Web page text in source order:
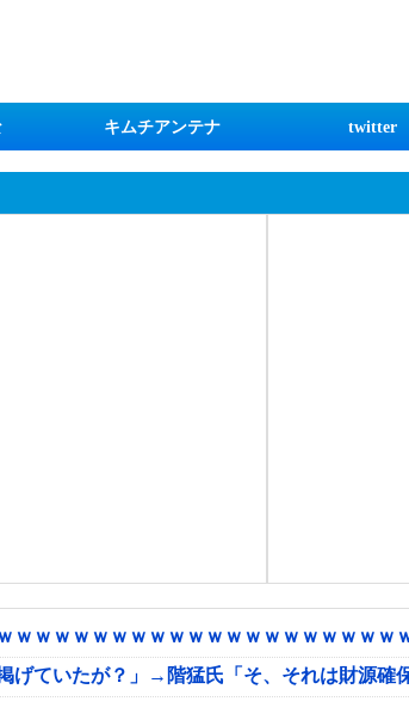
キムチアンテナ twitter
ｗｗｗｗｗｗｗｗｗｗｗｗｗｗｗｗｗｗｗ
ていたが？」→階猛氏「そ、それは財源確